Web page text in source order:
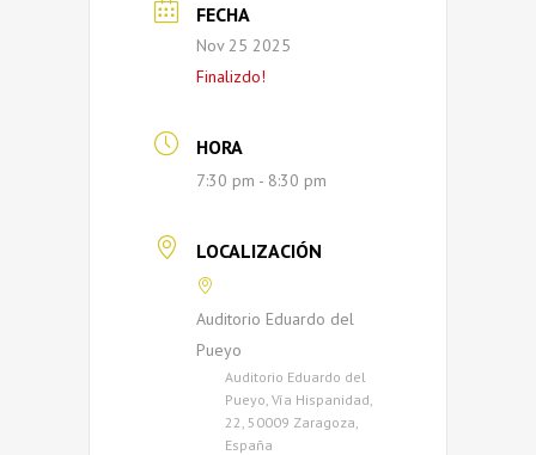
FECHA
Nov 25 2025
Finalizdo!
HORA
7:30 pm - 8:30 pm
LOCALIZACIÓN
Auditorio Eduardo del
Pueyo
Auditorio Eduardo del
Pueyo, Vía Hispanidad,
22, 50009 Zaragoza,
España